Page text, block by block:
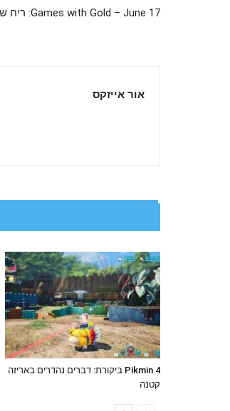
Games with Gold – June 17: ריח של התחלה ישנה
אור אייזקס
Pikmin 4 ביקורת: דברים נהדרים באריזה
קטנה